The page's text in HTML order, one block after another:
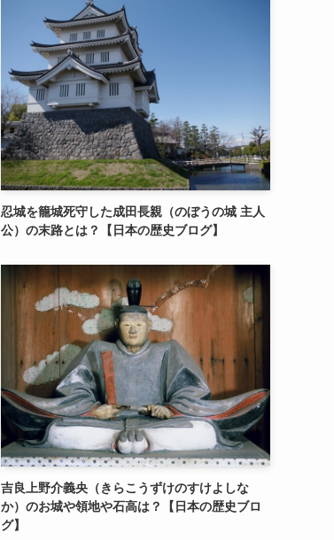
忍城を籠城死守した成田長親（のぼうの城 主人
公）の末路とは？【日本の歴史ブログ】
吉良上野介義央（きらこうずけのすけよしな
か）のお城や領地や石高は？【日本の歴史ブロ
グ】